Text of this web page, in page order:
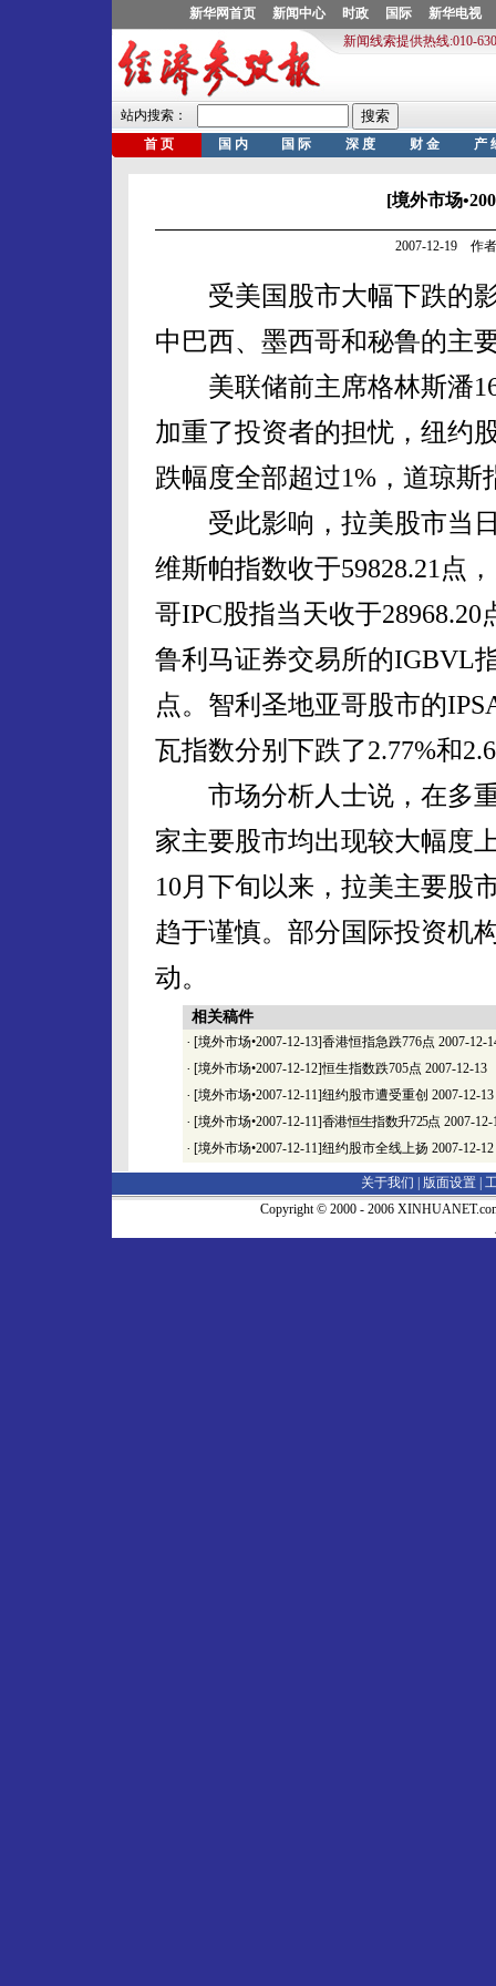
[境外市场
2007-12-19 作
受美国股市大幅下跌的影
中巴西、墨西哥和秘鲁的主
美联储前主席格林斯潘16
加重了投资者的担忧，纽约
跌幅度全部超过1%，道琼斯
受此影响，拉美股市当日
维斯帕指数收于59828.21点
哥IPC股指当天收于
鲁利马证券交易所的IGBVL
点。智利圣地亚哥股市的
瓦指数分别下跌了2.77%和
市场分析人士说，在多重
家主要股市均出现较大幅度
10月下旬以来，拉美主要股
趋于谨慎。部分国际投资机
动。
相关稿件
· [境外市场•2007-12-13]香港恒指急跌776点 2007-12-
· [境外市场•2007-12-12]恒生指数跌705点 2007-12-13
· [境外市场•2007-12-11]纽约股市遭受重创 2007-12-13
· [境外市场•2007-12-11]香港恒生指数升725点 2007-12-
· [境外市场•2007-12-11]纽约股市全线上扬 2007-12-12
关于我们 | 版面设置
Copyright © 2000 - 2006